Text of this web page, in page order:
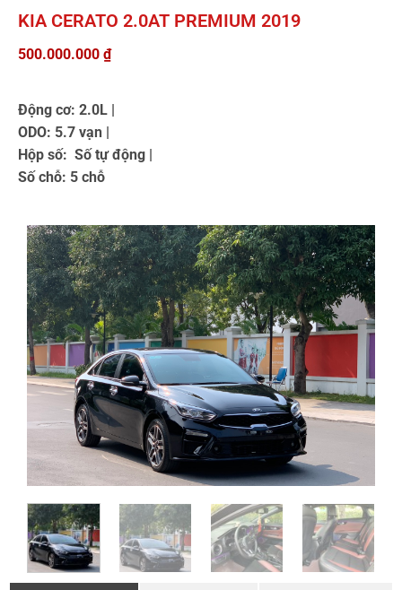
KIA CERATO 2.0AT PREMIUM 2019
500.000.000 ₫
Động cơ: 2.0L |
ODO: 5.7 vạn |
Hộp số: Số tự động |
Số chỗ: 5 chỗ